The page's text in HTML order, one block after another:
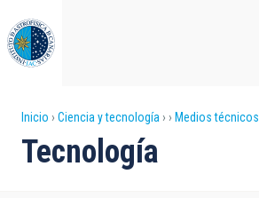
al
contenido
principal
Sobrescribir
enlaces
Inicio Ciencia y tecnología Medios técnicos
Tecnología